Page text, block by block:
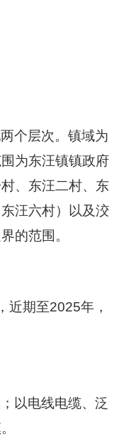
个层次。镇域为
为东汪镇镇政府
、东汪二村、东
汪六村）以及洨
的范围。
近期至2025年，
以电线电缆、泛